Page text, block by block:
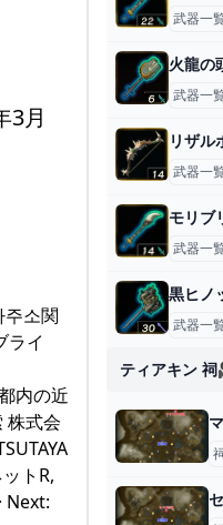
3月
주소関
ライ
内の近
株式会
トR,
Next:
武器一
火龍の
武器一
リザル
武器一
モリブ
武器一
武器一
ティアキン